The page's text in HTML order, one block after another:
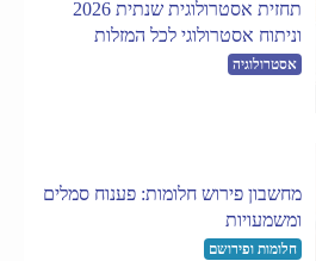
תחזית אסטרולוגית שנתית 2026
וניתוח אסטרולוגי לכל המזלות
אסטרולוגיה
מחשבון פירוש חלומות: פענוח סמלים
ומשמעויות
חלומות ופירושם